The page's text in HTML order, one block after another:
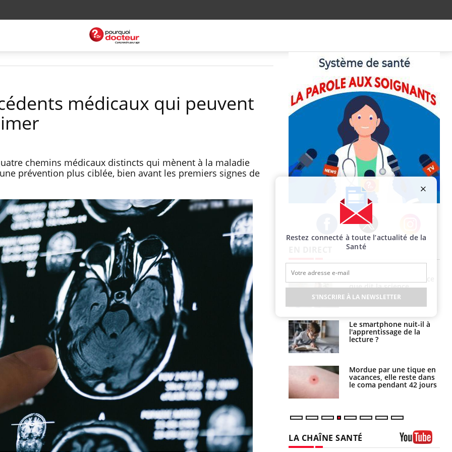
médicaux qui peuvent
chemins médicaux distincts qui mènent à la maladie
prévention plus ciblée, bien avant les premiers signes de
Facebook Twitter Instagram
Fortes chaleurs :
pourquoi le risque de
noyade grimpe-t-il ?
Le Viagra pourrait-il
freiner la propagation du
cancer ?
Pourquoi manger moins
de protéines pourrait
finalement être bénéfique
que dit la science
Le smartphone nuit-il à
l'apprentissage de la
lecture ?
Mordue par une tique en
vacances, elle reste dans
le coma pendant 42 jours
barracuda, une petite fille
secourue grâce à un
réflexe essentiel
Légionellose en Suisse :
quelle est l’origine de la
contamination ?
Allergies alimentaires :
une nouvelle arme contre
les réactions sévères
LA CHAÎNE SANTÉ
Restez connecté à toute l’actualité de la
Santé
S'INSCRIRE À LA NEWSLETTER